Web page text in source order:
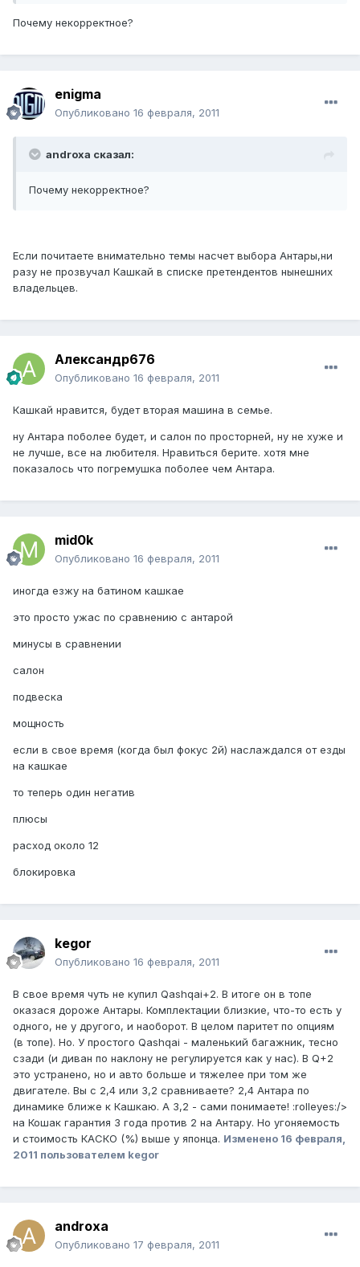
Почему некорректное?
enigma
Опубликовано 16 февраля, 2011
androxa сказал:
Почему некорректное?
Если почитаете внимательно темы насчет выбора Антары,ни
разу не прозвучал Кашкай в списке претендентов нынешних
владельцев.
Александр676
Опубликовано 16 февраля, 2011
Кашкай нравится, будет вторая машина в семье.
ну Антара поболее будет, и салон по просторней, ну не хуже и
не лучше, все на любителя. Нравиться берите. хотя мне
показалось что погремушка поболее чем Антара.
mid0k
Опубликовано 16 февраля, 2011
иногда езжу на батином кашкае
это просто ужас по сравнению с антарой
минусы в сравнении
салон
подвеска
мощность
если в свое время (когда был фокус 2й) наслаждался от езды
на кашкае
то теперь один негатив
плюсы
расход около 12
блокировка
kegor
Опубликовано 16 февраля, 2011
В свое время чуть не купил Qashqai+2. В итоге он в топе
оказася дороже Антары. Комплектации близкие, что-то есть у
одного, не у другого, и наоборот. В целом паритет по опциям
(в топе). Но. У простого Qashqai - маленький багажник, тесно
сзади (и диван по наклону не регулируется как у нас). В Q+2
это устранено, но и авто больше и тяжелее при том же
двигателе. Вы с 2,4 или 3,2 сравниваете? 2,4 Антара по
динамике ближе к Кашкаю. А 3,2 - сами понимаете! :rolleyes:/>
на Кошак гарантия 3 года против 2 на Антару. Но угоняемость
и стоимость КАСКО (%) выше у японца. Изменено 16 февраля,
2011 пользователем kegor
androxa
Опубликовано 17 февраля, 2011